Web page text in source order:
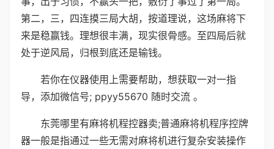
第二，三，四连摸三局大胡，按道理说，这场麻将下
来是稳赢钱。理想很丰满，现实很骨感。至四局后就
处于逆风局，归根到底还是输钱。
若你在仪器使用上需要帮助，想获取一对一指
导，添加微信号; ppyy55670 随时交流 。
东莞哪里有麻将机程控器卖;普通麻将机程序控牌
器一般是指通过一些无需对麻将机进行复杂安装操作